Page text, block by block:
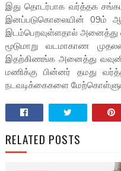
இது தொடர்பாக வர்த்தக
இனப்படுகொலையின் 09ம்
இடம்பெறவுள்ளதால்
மூடுமாறு வடமாகாண
இதற்கிணங்க அனைத்து
மணிக்கு பின்னர் தமது
நடவடிக்கைகளை
RELATED POSTS